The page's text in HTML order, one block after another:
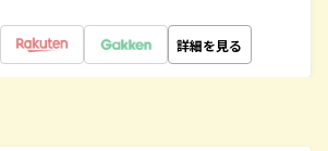
詳細を見る